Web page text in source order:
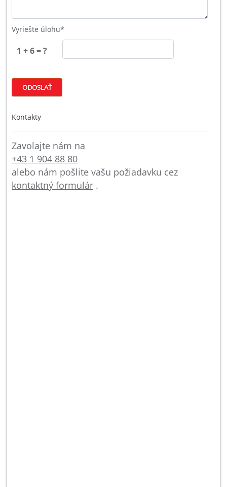
Vyriešte úlohu*
1 + 6 = ?
Kontakty
Zavolajte nám na
+43 1 904 88 80
alebo nám pošlite vašu požiadavku cez
kontaktný formulár .